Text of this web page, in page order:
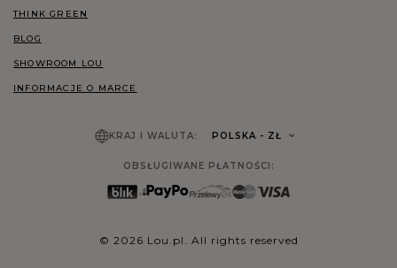
THINK GREEN
BLOG
SHOWROOM LOU
INFORMACJE O MARCE
KRAJ I WALUTA: POLSKA - ZŁ
OBSŁUGIWANE PŁATNOŚCI:
© 2026 Lou.pl. All rights reserved